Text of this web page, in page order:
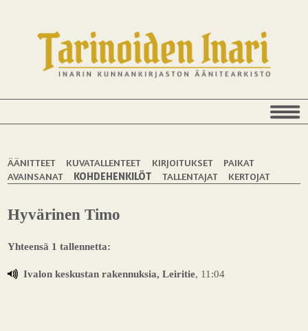
ÄÄNITTEET KUVATALLENTEET KIRJOITUKSET
PAIKAT
AVAINSANAT
KOHDEHENKILÖT TALLENTAJAT KERTOJAT
Hyvärinen Timo
Yhteensä 1 tallennetta:
Ivalon keskustan rakennuksia, Leiritie, 11:04